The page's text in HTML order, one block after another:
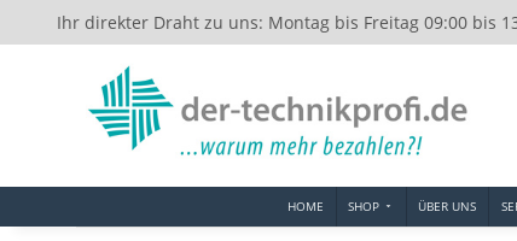
Ihr direkter Draht zu uns: Montag bis Freitag 09:00 bis
HOME SHOP ÜBER UNS